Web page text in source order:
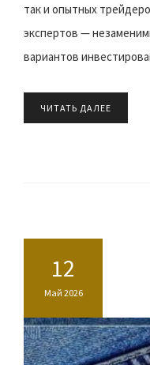
так и опытных
экспертов —
вариантов
ЧИТАТЬ ДАЛЕЕ
12
Май 2026